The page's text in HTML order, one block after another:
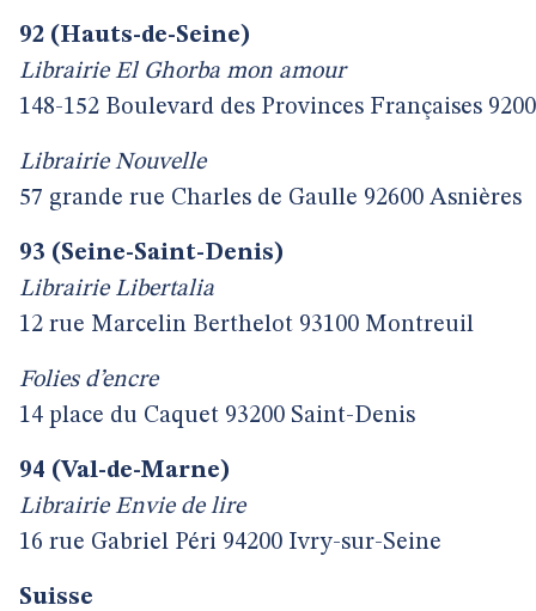
92 (Hauts-de-Seine)
Librairie El Ghorba mon amour
148-152 Boulevard des Provinces Françaises
Librairie Nouvelle
57 grande rue Charles de Gaulle 92600 Asnières
93 (Seine-Saint-Denis)
Librairie Libertalia
12 rue Marcelin Berthelot 93100 Montreuil
Folies d’encre
14 place du Caquet 93200 Saint-Denis
94 (Val-de-Marne)
Librairie Envie de lire
16 rue Gabriel Péri 94200 Ivry-sur-Seine
Suisse